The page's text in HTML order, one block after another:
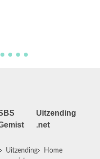
Uitzending
Uitzending
.net
Home